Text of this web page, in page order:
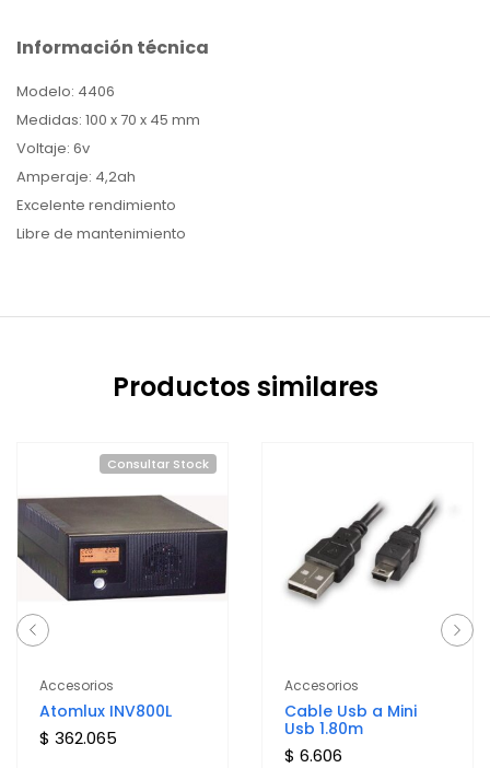
Información técnica
Modelo: 4406
Medidas: 100 x 70 x 45 mm
Voltaje: 6v
Amperaje: 4,2ah
Excelente rendimiento
Libre de mantenimiento
Productos similares
Consultar Stock
Accesorios
Atomlux INV800L
$ 362.065
Accesorios
Cable Usb a Mini
Usb 1.80m
$ 6.606